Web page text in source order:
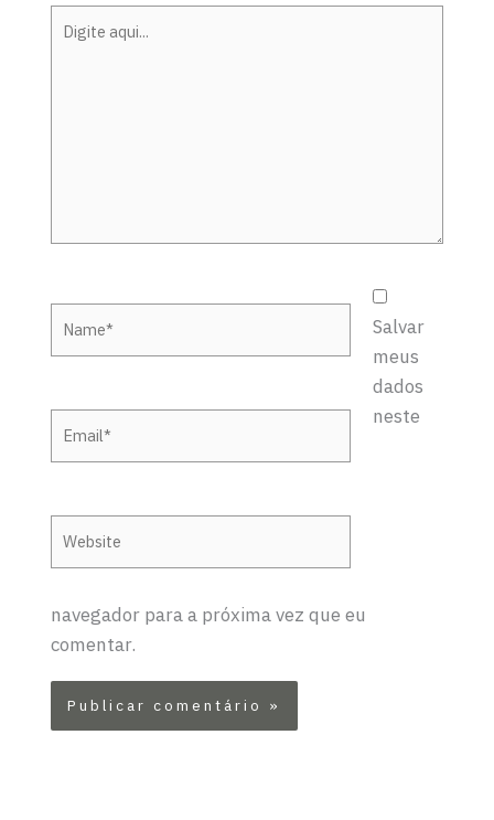
aqui...
Name*
Salvar
meus
dados
neste
navegador para a próxima vez que eu
comentar.